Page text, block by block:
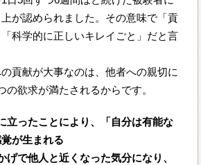
が認められました。その意味で「貢
科学的に正しいキレイごと」だと言
貢献が大事なのは、他者への親切に
の欲求が満たされるからです。
立ったことにより、「自分は有能な
が生まれる
で他人と近くなった気分になり、